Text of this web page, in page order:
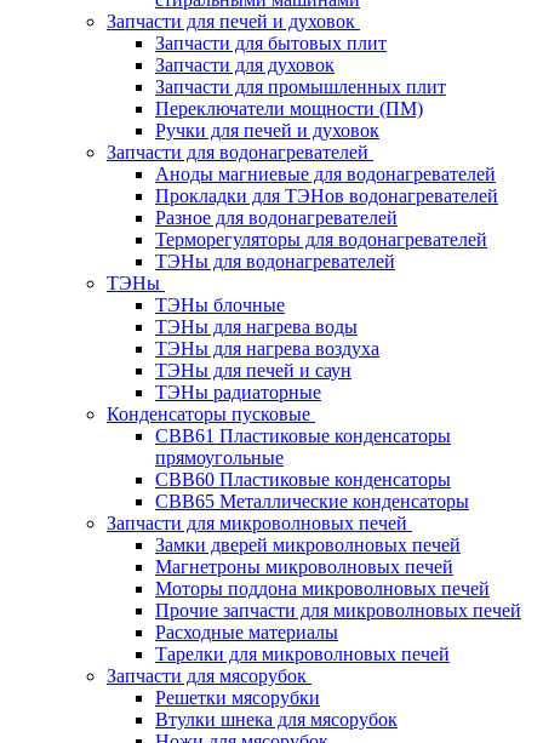
Запчасти для печей и духовок
Запчасти для бытовых плит
Запчасти для духовок
Запчасти для промышленных плит
Переключатели мощности (ПМ)
Ручки для печей и духовок
Запчасти для водонагревателей
Аноды магниевые для водонагревателей
Прокладки для ТЭНов водонагревателей
Разное для водонагревателей
Терморегуляторы для водонагревателей
ТЭНы для водонагревателей
ТЭНы
ТЭНы блочные
ТЭНы для нагрева воды
ТЭНы для нагрева воздуха
ТЭНы для печей и саун
ТЭНы радиаторные
Конденсаторы пусковые
CBB61 Пластиковые конденсаторы
прямоугольные
CBB60 Пластиковые конденсаторы
CBB65 Металлические конденсаторы
Запчасти для микроволновых печей
Замки дверей микроволновых печей
Магнетроны микроволновых печей
Моторы поддона микроволновых печей
Прочие запчасти для микроволновых печей
Расходные материалы
Тарелки для микроволновых печей
Запчасти для мясорубок
Решетки мясорубки
Втулки шнека для мясорубок